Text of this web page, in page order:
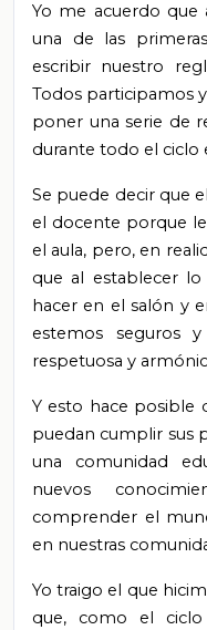
Yo me acuerdo que
una de las
escribir nuestro
Todos participamos
poner una serie de
durante todo el ciclo
Se puede decir que
el docente porque
el aula, pero, en
que al establecer
hacer en el salón y
estemos seguros
respetuosa y
Y esto hace posible
puedan cumplir sus
una comunidad
nuevos
comprender el
en nuestras
Yo traigo el que
que, como el